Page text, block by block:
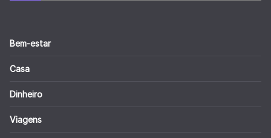
Bem-estar
Casa
Dinheiro
Viagens